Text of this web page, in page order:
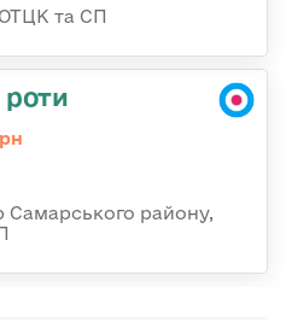
та СП
Самарського району,